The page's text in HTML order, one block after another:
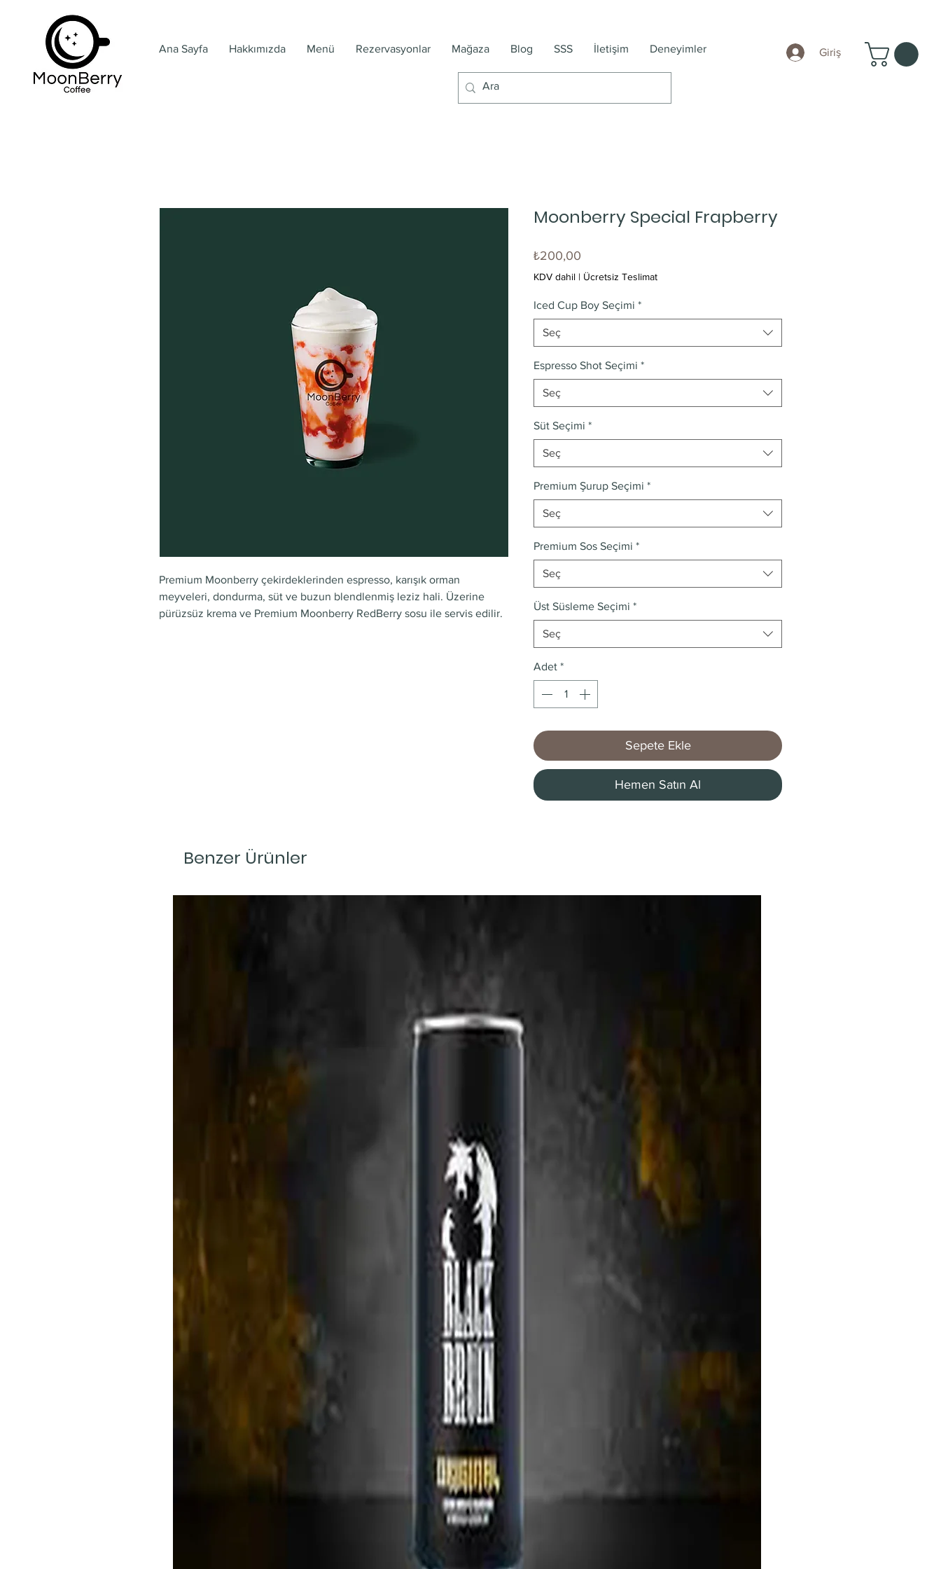
Ana Sayfa Hakkımızda Menü Rezervasyonlar Mağaza Blog SSS İletişim Deneyimler Giriş
Premium Moonberry çekirdeklerinden espresso, karışık orman
meyveleri, dondurma, süt ve buzun blendlenmiş leziz hali. Üzerine
pürüzsüz krema ve Premium Moonberry RedBerry sosu ile servis edilir.
Moonberry Special Frapberry
₺200,00
KDV dahil | Ücretsiz Teslimat
Iced Cup Boy Seçimi *
Seç
Espresso Shot Seçimi *
Seç
Süt Seçimi *
Seç
Premium Şurup Seçimi *
Seç
Premium Sos Seçimi *
Seç
Üst Süsleme Seçimi *
Seç
Adet *
Sepete Ekle
Hemen Satın Al
Benzer Ürünler